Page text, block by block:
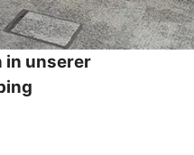
in unserer